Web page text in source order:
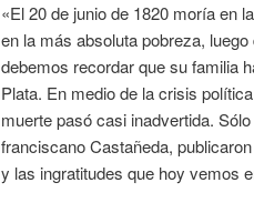
«El 20 de junio de 1820 moría en
en la más absoluta pobreza,
debemos recordar que su familia
Plata. En medio de la crisis
muerte pasó casi inadvertida.
franciscano Castañeda,
y las ingratitudes que hoy vemos